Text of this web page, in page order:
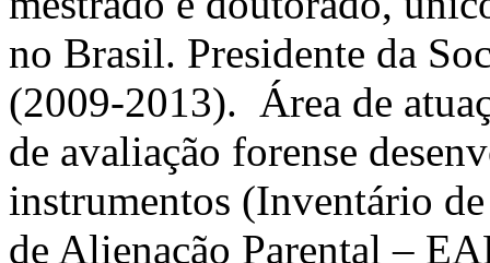
no Brasil. Presidente da
(2009-2013). Área de
de avaliação forense
instrumentos (Inventário
de Alienação Parental –